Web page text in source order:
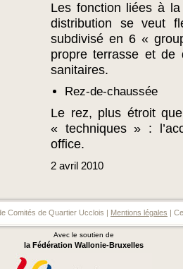
Les fonction liées à
distribution se veut
subdivisé en 6 «
propre terrasse et
sanitaires.
Rez-de-chaussée
Le rez, plus étroit
« techniques » :
office.
2 avril 2010
Comités de Quartier Ucclois | Mentions légales |
Avec le soutien de
la Fédération Wallonie-Bruxelles